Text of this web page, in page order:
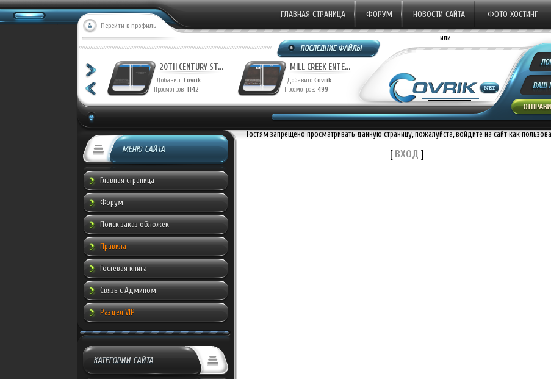
Перейти в профиль
ГЛАВНАЯ СТРАНИЦА ФОРУМ НОВОСТИ САЙТА ФОТО ХОСТИНГ
ФАНТАСТИЧЕСКАЯ ...
Добавил:Munche
Просмотров:946
20TH CENTURY ST...
Добавил:Covrik
Просмотров:1227
Добавил:
Просмотров:1142
или
МЕНЮ САЙТА
Главная страница
Форум
Поиск заказ обложек
Правила
Гостевая книга
Связь с Админом
Раздел VIP
КАТЕГОРИИ САЙТА
Гостям запрещено просматривать данную страницу, пожалуйста, войдите на сайт как
[ВХОД ]